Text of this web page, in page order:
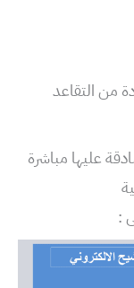
من التقاعد
عليها مباشرة
: